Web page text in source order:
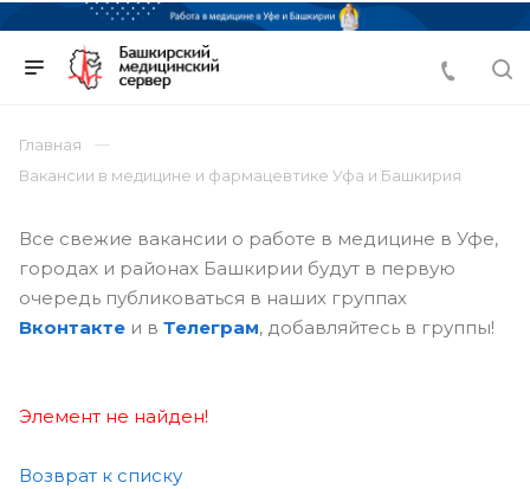
Главная
Вакансии в медицине и фармацевтике Уфа и Башкирия
Все свежие вакансии о работе в медицине в Уфе,
городах и районах Башкирии будут в первую
очередь публиковаться в наших группах
Вконтакте и в Телеграм, добавляйтесь в группы!
Элемент не найден!
Возврат к списку